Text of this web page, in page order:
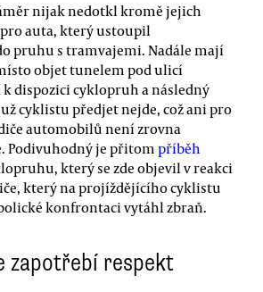
nijak nedotkl kromě jejich
auta, který ustoupil
pruhu s tramvajemi. Nadále mají
objet tunelem pod ulicí
dispozici cyklopruh a následný
cyklistu předjet nejde, což ani pro
automobilů není zrovna
Podivuhodný je přitom příběh
který se zde objevil v reakci
který na projíždějícího cyklistu
konfrontaci vytáhl zbraň.
zapotřebí respekt